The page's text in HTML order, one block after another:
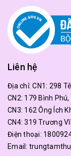
Liên hệ
Địa chỉ:CN1: 298
CN2: 179 Bình Phú,
CN3: 162 Ông Ích
CN4: 319 Trương
Điện thoại:
Email: